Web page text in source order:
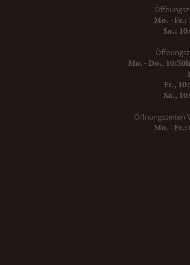
Mo. - Fr.:
Sa.:
Mo. - Do.,
Fr.,
Sa.,
Öffnungszeiten
Mo. - Fr.: